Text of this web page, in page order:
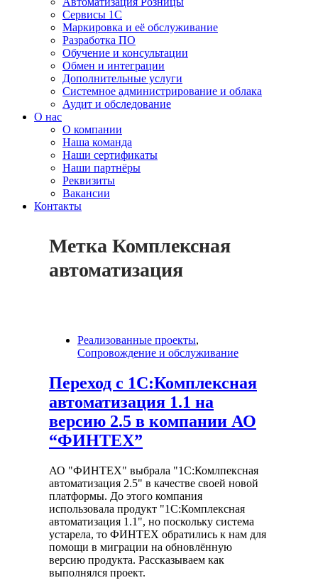
Сервисы 1С
Маркировка и её обслуживание
Разработка ПО
Обучение и консультации
Обмен и интеграции
Дополнительные услуги
Системное администрирование и облака
Аудит и обследование
О нас
О компании
Наша команда
Наши сертификаты
Наши партнёры
Реквизиты
Вакансии
Контакты
Метка Комплексная
автоматизация
Реализованные проекты,
Сопровождение и обслуживание
Переход с 1С:Комплексная
автоматизация 1.1 на
версию 2.5 в компании АО
“ФИНТЕХ”
АО "ФИНТЕХ" выбрала "1С:Комлпексная
автоматизация 2.5" в качестве своей новой
платформы. До этого компания
использовала продукт "1С:Комплексная
автоматизация 1.1", но поскольку система
устарела, то ФИНТЕХ обратились к нам для
помощи в миграции на обновлённую
версию продукта. Рассказываем как
выполнялся проект.